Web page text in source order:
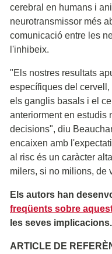
cerebral en humans i
neurotransmissor més
comunicació entre les
l'inhibeix.
"Els nostres resultats
específiques del
els ganglis basals i el
anteriorment en estudis
decisions", diu
encaixen amb
al risc és un caràcter
milers, si no milions, de
Els autors han
freqüents sobre
les seves implicacions.
ARTICLE DE